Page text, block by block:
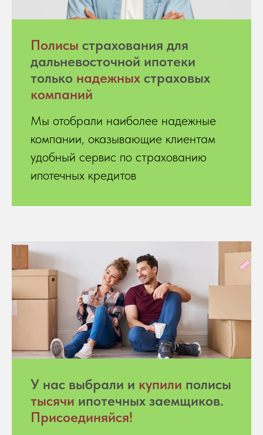
Полисы страхования для
дальневосточной ипотеки
только надежных страховых
компаний
Мы отобрали наиболее надежные
компании, оказывающие клиентам
удобный сервис по страхованию
ипотечных кредитов
У нас выбрали и купили полисы
тысячи ипотечных заемщиков.
Присоединяйся!